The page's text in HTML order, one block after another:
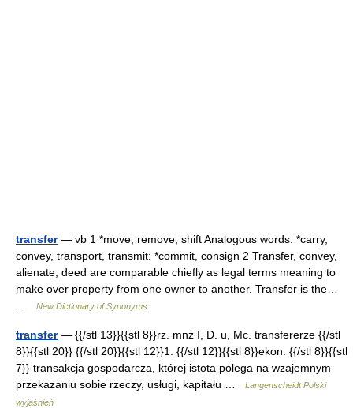
transfer— vb 1 *move, remove, shift Analogous words: *carry,
convey, transport, transmit: *commit, consign 2 Transfer, convey,
alienate, deed are comparable chiefly as legal terms meaning to
make over property from one owner to another. Transfer is the…
New Dictionary of Synonyms
transfer— {{/stl 13}}{{stl 8}}rz. mnż I, D. u, Mc. transfererze {{/stl
8}}{{stl 20}} {{/stl 20}}{{stl 12}}1. {{/stl 12}}{{stl 8}}ekon. {{/stl 8}}{{stl
7}} transakcja gospodarcza, której istota polega na wzajemnym
przekazaniu sobie rzeczy, usługi, kapitału …
Langenscheidt Polski
wyjaśnień